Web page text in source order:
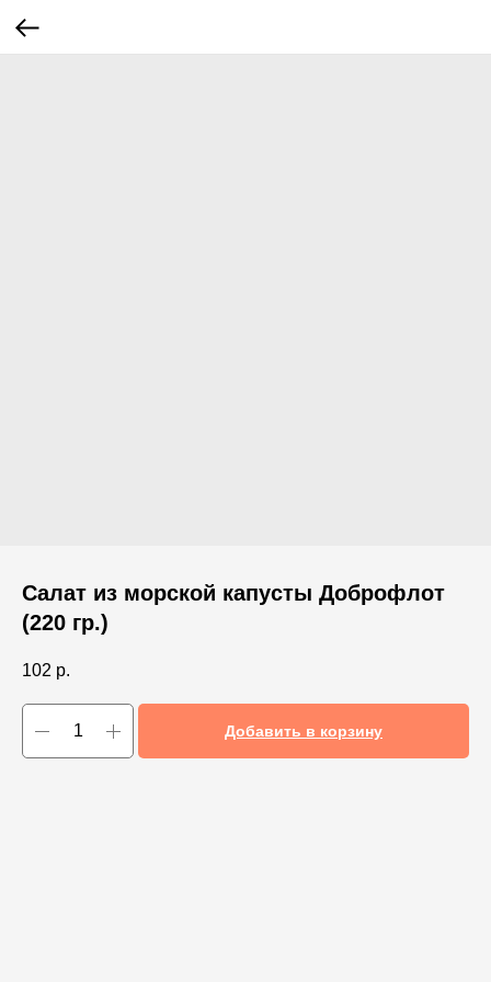
Салат из морской капусты Доброфлот
(220 гр.)
102 р.
Добавить в корзину